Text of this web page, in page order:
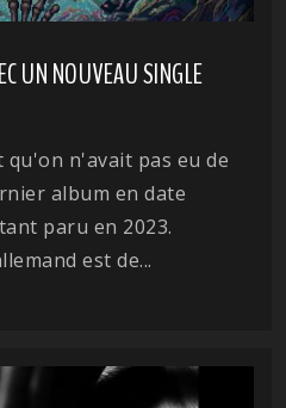
UN NOUVEAU SINGLE
n'avait pas eu de
album en date
paru en 2023.
est de...